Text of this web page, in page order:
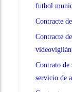
futbol
Contracte
Contracte
Contrato de
servicio de